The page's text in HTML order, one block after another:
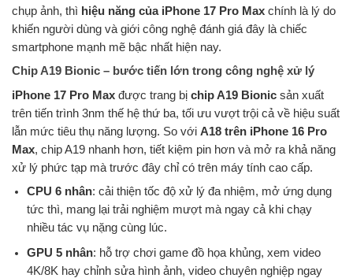
chụp ảnh, thì hiệu năng của iPhone 17 Pro Max chính là lý do
khiến người dùng và giới công nghệ đánh giá đây là chiếc
smartphone mạnh mẽ bậc nhất hiện nay.
Chip A19 Bionic – bước tiến lớn trong công nghệ xử lý
iPhone 17 Pro Max được trang bị chip A19 Bionic sản xuất
trên tiến trình 3nm thế hệ thứ ba, tối ưu vượt trội cả về hiệu suất
lẫn mức tiêu thụ năng lượng. So với A18 trên iPhone 16 Pro
Max, chip A19 nhanh hơn, tiết kiệm pin hơn và mở ra khả năng
xử lý phức tạp mà trước đây chỉ có trên máy tính cao cấp.
CPU 6 nhân: cải thiện tốc độ xử lý đa nhiệm, mở ứng dụng
tức thì, mang lại trải nghiệm mượt mà ngay cả khi chạy
nhiều tác vụ nặng cùng lúc.
GPU 5 nhân: hỗ trợ chơi game đồ họa khủng, xem video
4K/8K hay chỉnh sửa hình ảnh, video chuyên nghiệp ngay